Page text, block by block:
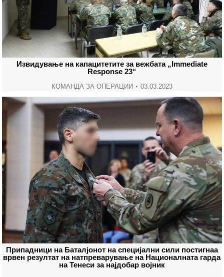
Извидување на капацитетите за вежбата „Immediate
Response 23“
КОМАНДА ЗА ОПЕРАЦИИ 03.03.2023
Припадници на Баталјонот на специјални сили постигнаа
врвен резултат на натпреварување на Националната гарда
на Тенеси за најдобар војник